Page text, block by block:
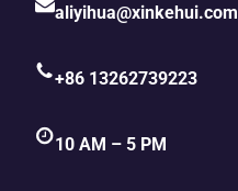
aliyihua@xinkehui.com
+86 13262739223
10 AM – 5 PM